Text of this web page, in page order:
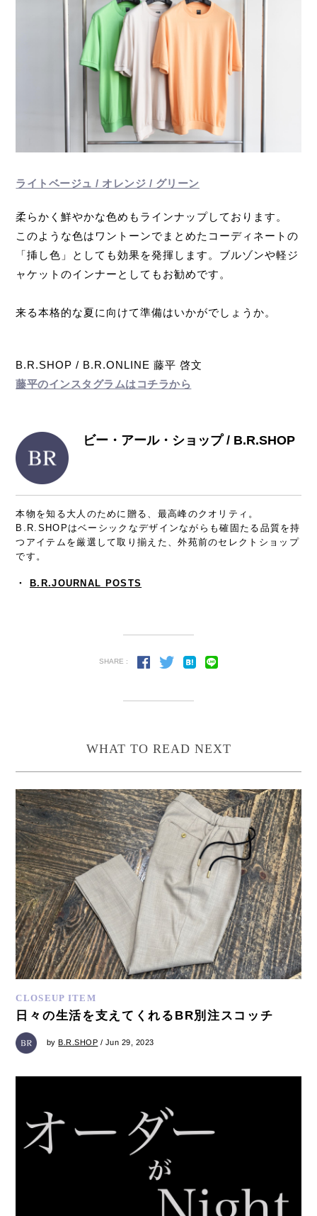
ライトベージュ / オレンジ / グリーン
柔らかく鮮やかな色めもラインナップしております。
このような色はワントーンでまとめたコーディネートの
「挿し色」としても効果を発揮します。ブルゾンや軽ジ
ャケットのインナーとしてもお勧めです。
来る本格的な夏に向けて準備はいかがでしょうか。
B.R.SHOP / B.R.ONLINE 藤平 啓文
藤平のインスタグラムはコチラから
ビー・アール・ショップ / B.R.SHOP
本物を知る大人のために贈る、最高峰のクオリティ。
B.R.SHOPはベーシックなデザインながらも確固たる品質を持
つアイテムを厳選して取り揃えた、外苑前のセレクトショップ
です。
・B.R.JOURNAL POSTS
SHARE :
WHAT TO READ NEXT
CLOSEUP ITEM
日々の生活を支えてくれるBR別注スコッチ
byB.R.SHOP / Jun 29, 2023